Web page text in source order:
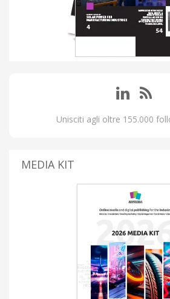
Unisciti agli oltre 155.000
MEDIA KIT